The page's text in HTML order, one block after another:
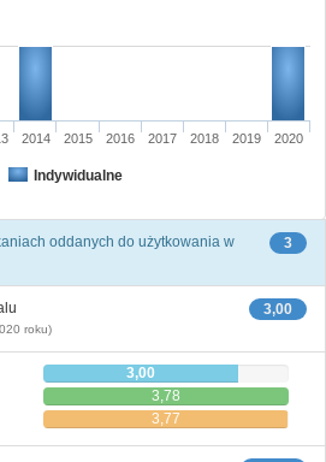
Indywidualne
2014 2015 2016 2017 2018 2019 2020
3
oddanych do użytkowania w
3,00
roku)
3,00
3,78
3,77